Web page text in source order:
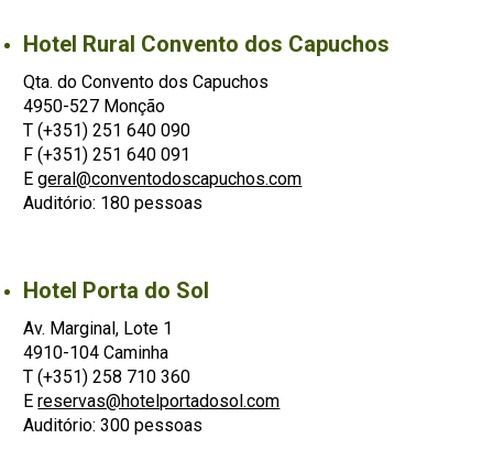
Hotel Rural Convento dos Capuchos
Qta. do Convento dos Capuchos
4950-527 Monção
T (+351) 251 640 090
F (+351) 251 640 091
Egeral@conventodoscapuchos.com
Auditório: 180 pessoas
Hotel Porta do Sol
Av. Marginal, Lote 1
4910-104 Caminha
T (+351) 258 710 360
Ereservas@hotelportadosol.com
Auditório: 300 pessoas